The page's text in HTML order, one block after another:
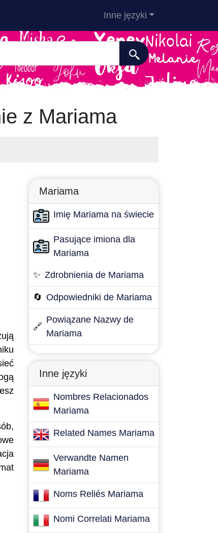
Inne języki
z Mariama
Mariama
Imię Mariama na świecie
Pasujące imiona dla
Mariama
✨ Zdrobnienia de Mariama
🔄 Odpowiedniki de Mariama
🔗
Powiązane Nazwy de
Mariama
Inne języki
Nombres Relacionados
Mariama
Related Names Mariama
Verwandte Namen
Mariama
Noms Reliés Mariama
Nomi Correlati Mariama